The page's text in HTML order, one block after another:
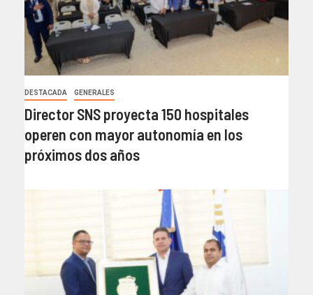
DESTACADA GENERALES
Director SNS proyecta 150 hospitales
operen con mayor autonomía en los
próximos dos años